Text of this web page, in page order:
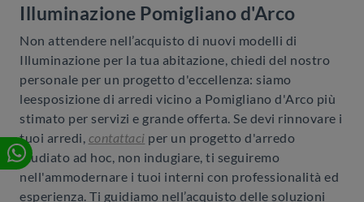
Illuminazione Pomigliano d'Arco
Non attendere nell’acquisto di nuovi modelli di
Illuminazione per la tua abitazione, chiedi del nostro
personale per un progetto d'eccellenza: siamo
leesposizione di arredi vicino a Pomigliano d'Arco più
stimato per servizi e grande offerta. Se devi rinnovare i
tuoi arredi, contattaci per un progetto d'arredo
studiato ad hoc, non indugiare, ti seguiremo
nell'ammodernare i tuoi interni con professionalità ed
esperienza. Ti guidiamo nell’acquisto delle soluzioni